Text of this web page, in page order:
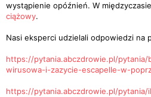
wystąpienie opóźnień. W
ciążowy.
Nasi eksperci udzielali odpowiedzi na
https://pytania.abczdrowie.pl/
wirusowa-i-zazycie-escapelle-w-
https://pytania.abczdrowie.pl/